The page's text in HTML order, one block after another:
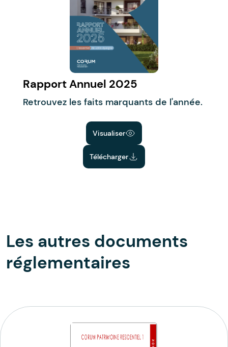
Rapport Annuel 2025
Retrouvez les faits marquants de l'année.
Visualiser
Télécharger
Les autres documents
réglementaires